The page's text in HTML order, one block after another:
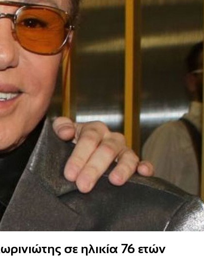
σε ηλικία 76 ετών